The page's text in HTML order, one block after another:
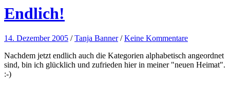
Endlich!
14. Dezember 2005 /Tanja Banner /Keine Kommentare
Nachdem jetzt endlich auch die Kategorien alphabetisch angeordnet
sind, bin ich glücklich und zufrieden hier in meiner "neuen Heimat".
:-)